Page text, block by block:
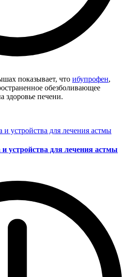
показывает, что ибупрофен,
обезболивающее
здоровье печени.
устройства для лечения астмы